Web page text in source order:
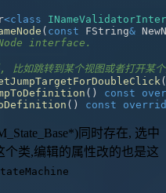
<class
( const FString&
interface.
比如跳转到某个视图或者打开某
(
( ) const
( ) const
同时存在, 选中
个类,编辑的属性改的也是这